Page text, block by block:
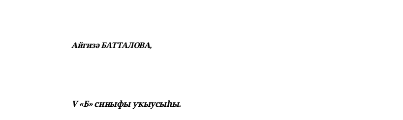
Айгизә БАТТАЛОВА,
V «Б» синыфы уҡыусыһы.